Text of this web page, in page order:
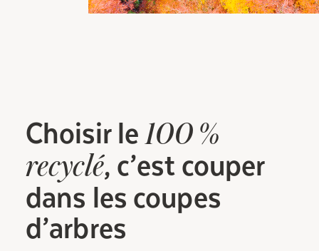
Choisir le100 %
recyclé, c’est couper
dans les coupes
d’arbres